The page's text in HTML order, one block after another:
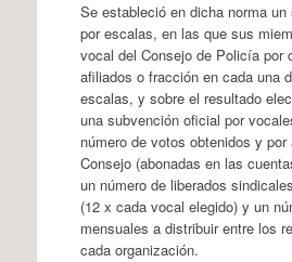
Se estableció en dicha norma
por escalas, en las que sus
vocal del Consejo de Policía por
afiliados o fracción en cada una
escalas, y sobre el resultado
una subvención oficial por
número de votos obtenidos y
Consejo (abonadas en las
un número de liberados
(12 x cada vocal elegido) y un
mensuales a distribuir entre los
cada organización.